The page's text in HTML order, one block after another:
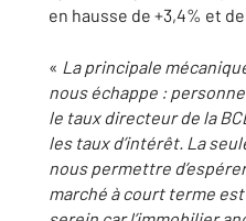
en hausse de +3,4% et
« La principale
nous échappe :
le taux directeur de la
les taux d’intérêt. La
nous permettre
marché à court terme